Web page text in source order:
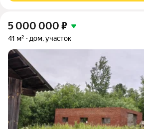
5 000 000 ₽
41 м² дом, участок